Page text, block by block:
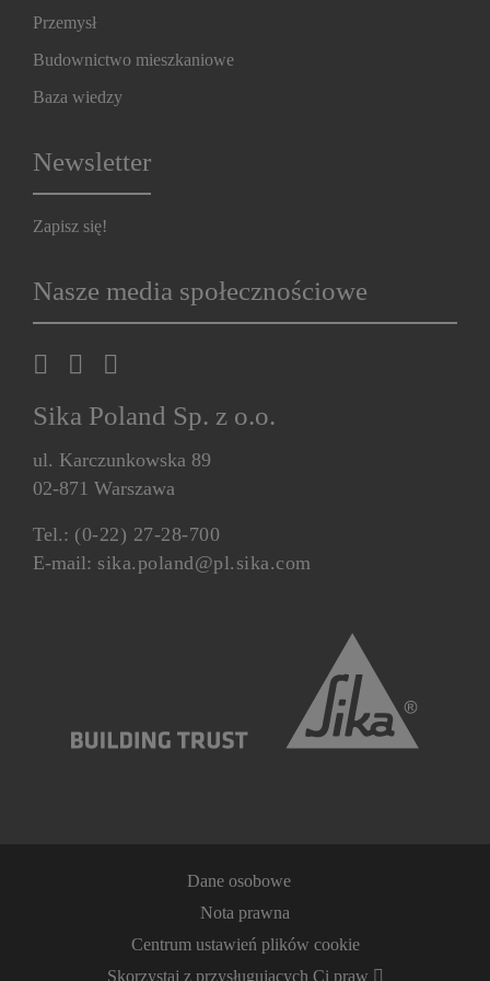
Przemysł
Budownictwo mieszkaniowe
Baza wiedzy
Newsletter
Zapisz się!
Nasze media społecznościowe
Sika Poland Sp. z o.o.
ul. Karczunkowska 89
02-871 Warszawa
Tel.: (0-22) 27-28-700
E-mail: sika.poland@pl.sika.com
Dane osobowe
Nota prawna
Centrum ustawień plików cookie
Skorzystaj z przysługujących Ci praw